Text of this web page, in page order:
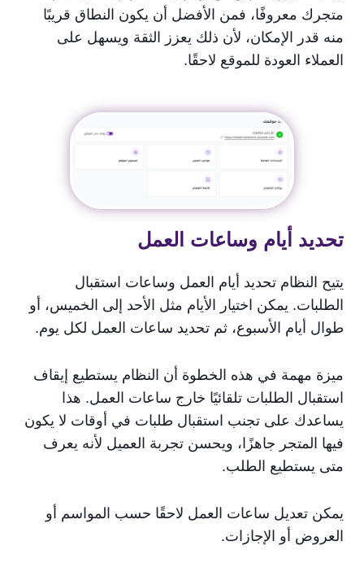
متجرك معروفًا، فمن الأفضل أن يكون النطاق قريبًا
منه قدر الإمكان، لأن ذلك يعزز الثقة ويسهل على
العملاء العودة للموقع لاحقًا.
تحديد أيام وساعات العمل
يتيح النظام تحديد أيام العمل وساعات استقبال
الطلبات. يمكن اختيار الأيام مثل الأحد إلى الخميس، أو
طوال أيام الأسبوع، ثم تحديد ساعات العمل لكل يوم.
ميزة مهمة في هذه الخطوة أن النظام يستطيع إيقاف
استقبال الطلبات تلقائيًا خارج ساعات العمل. هذا
يساعدك على تجنب استقبال طلبات في أوقات لا يكون
فيها المتجر جاهزًا، ويحسن تجربة العميل لأنه يعرف
متى يستطيع الطلب.
يمكن تعديل ساعات العمل لاحقًا حسب المواسم أو
العروض أو الإجازات.